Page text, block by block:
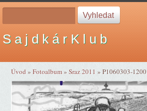
S a j d k á r K l u b
Úvod »Fotoalbum»Sraz 2011 »P1060303-1200